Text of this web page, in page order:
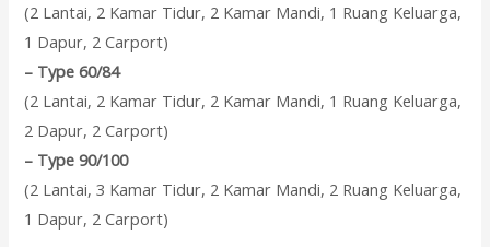
(2 Lantai, 2 Kamar Tidur, 2 Kamar Mandi, 1 Ruang Keluarga,
1 Dapur, 2 Carport)
– Type 60/84
(2 Lantai, 2 Kamar Tidur, 2 Kamar Mandi, 1 Ruang Keluarga,
2 Dapur, 2 Carport)
– Type 90/100
(2 Lantai, 3 Kamar Tidur, 2 Kamar Mandi, 2 Ruang Keluarga,
1 Dapur, 2 Carport)